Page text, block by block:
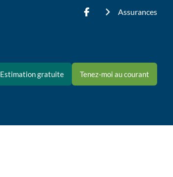
Assurances
Estimation gratuite Tenez-moi au courant